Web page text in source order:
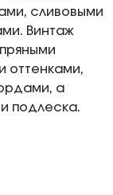
сливовыми
Винтаж
оттенками,
а
подлеска.